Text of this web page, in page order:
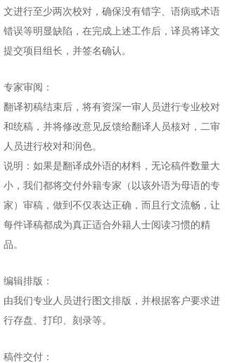
文进行至少两次校对，确保没有错字、语病或术语
错误等明显缺陷，在完成上述工作后，译员将译文
提交项目组长，并签名确认。
专家审阅：
翻译初稿结束后，将有资深一审人员进行专业校对
和统稿，并将修改意见反馈给翻译人员核对，二审
人员进行校对和润色。
说明：如果是翻译成外语的材料，无论稿件数量大
小，我们都将交付外籍专家（以该外语为母语的专
家）审稿，做到不仅表达正确，而且行文流畅，让
每件译稿都成为真正适合外籍人士阅读习惯的精
品。
编辑排版：
由我们专业人员进行图文排版，并根据客户要求进
行存盘、打印、刻录等。
稿件交付：